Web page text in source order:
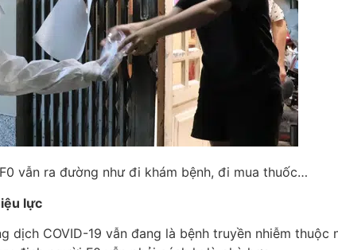
vẫn ra đường như đi khám bệnh, đi mua thuốc…
lực
dịch COVID-19 vẫn đang là bệnh truyền nhiễm thuộc